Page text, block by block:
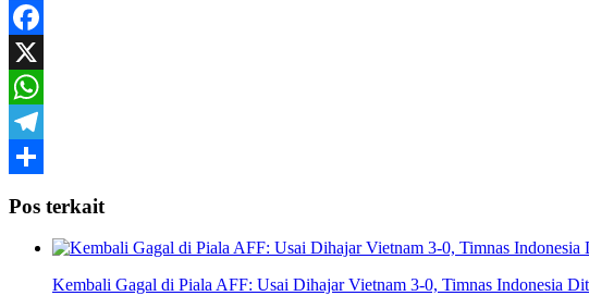
Yahoo
Mail
Facebook
X
WhatsApp
Telegram
Pos terkait
Kembali Gagal di Piala AFF: Usai Dihajar Vietnam 3-0, Timnas Indonesia